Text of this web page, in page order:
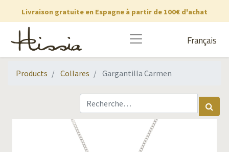
Livraison gratuite en Espagne à partir de 100€ d'achat
Français
Products Collares Gargantilla Carmen